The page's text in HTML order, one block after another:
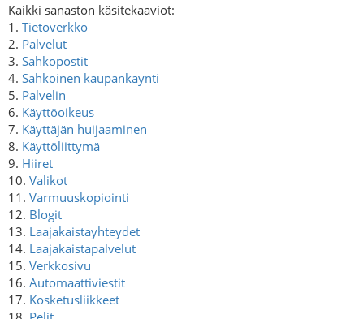
Kaikki sanaston käsitekaaviot:
1. Tietoverkko
2. Palvelut
3. Sähköpostit
4. Sähköinen kaupankäynti
5. Palvelin
6. Käyttöoikeus
7. Käyttäjän huijaaminen
8. Käyttöliittymä
9. Hiiret
10. Valikot
11. Varmuuskopiointi
12. Blogit
13. Laajakaistayhteydet
14. Laajakaistapalvelut
15. Verkkosivu
16. Automaattiviestit
17. Kosketusliikkeet